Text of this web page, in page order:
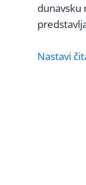
dunavsku
Nastavi